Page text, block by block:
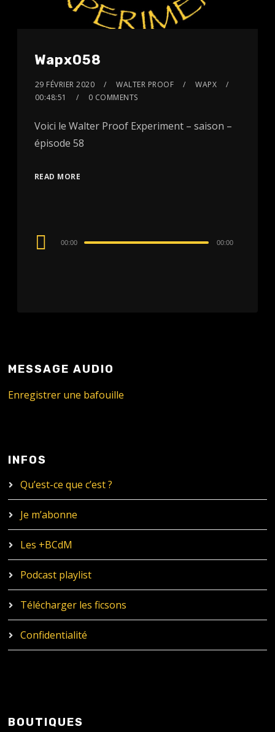
Wapx058
29 FÉVRIER 2020 WALTER PROOF
WAPX
00:48:51
0 COMMENTS
Voici le Walter Proof Experiment – saison –
épisode 58
READ MORE
Audio
00:00 00:00
MESSAGE AUDIO
Enregistrer une bafouille
INFOS
Qu’est-ce que c’est ?
Je m’abonne
Les +BCdM
Podcast playlist
Télécharger les ficsons
Confidentialité
BOUTIQUES